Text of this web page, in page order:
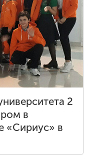
2
в
«Сириус» в